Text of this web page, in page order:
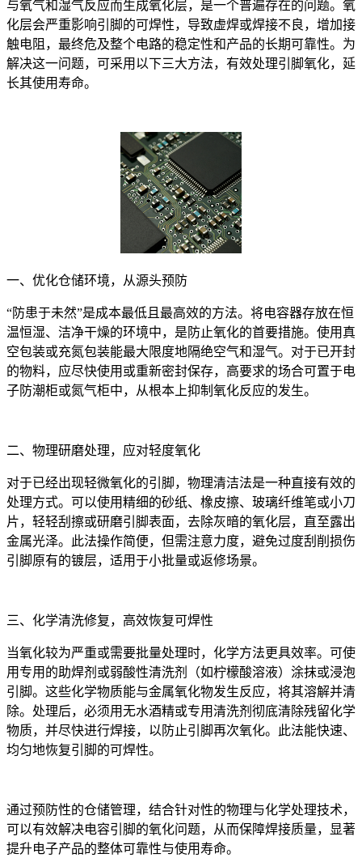
与氧气和湿气反应而生成氧化层，是一个普遍存在的问题。氧
化层会严重影响引脚的可焊性，导致虚焊或焊接不良，增加接
触电阻，最终危及整个电路的稳定性和产品的长期可靠性。为
解决这一问题，可采用以下三大方法，有效处理引脚氧化，延
长其使用寿命。
一、优化仓储环境，从源头预防
“防患于未然”是成本最低且最高效的方法。将电容器存放在恒
温恒湿、洁净干燥的环境中，是防止氧化的首要措施。使用真
空包装或充氮包装能最大限度地隔绝空气和湿气。对于已开封
的物料，应尽快使用或重新密封保存，高要求的场合可置于电
子防潮柜或氮气柜中，从根本上抑制氧化反应的发生。
二、物理研磨处理，应对轻度氧化
对于已经出现轻微氧化的引脚，物理清洁法是一种直接有效的
处理方式。可以使用精细的砂纸、橡皮擦、玻璃纤维笔或小刀
片，轻轻刮擦或研磨引脚表面，去除灰暗的氧化层，直至露出
金属光泽。此法操作简便，但需注意力度，避免过度刮削损伤
引脚原有的镀层，适用于小批量或返修场景。
三、化学清洗修复，高效恢复可焊性
当氧化较为严重或需要批量处理时，化学方法更具效率。可使
用专用的助焊剂或弱酸性清洗剂（如柠檬酸溶液）涂抹或浸泡
引脚。这些化学物质能与金属氧化物发生反应，将其溶解并清
除。处理后，必须用无水酒精或专用清洗剂彻底清除残留化学
物质，并尽快进行焊接，以防止引脚再次氧化。此法能快速、
均匀地恢复引脚的可焊性。
通过预防性的仓储管理，结合针对性的物理与化学处理技术，
可以有效解决电容引脚的氧化问题，从而保障焊接质量，显著
提升电子产品的整体可靠性与使用寿命。